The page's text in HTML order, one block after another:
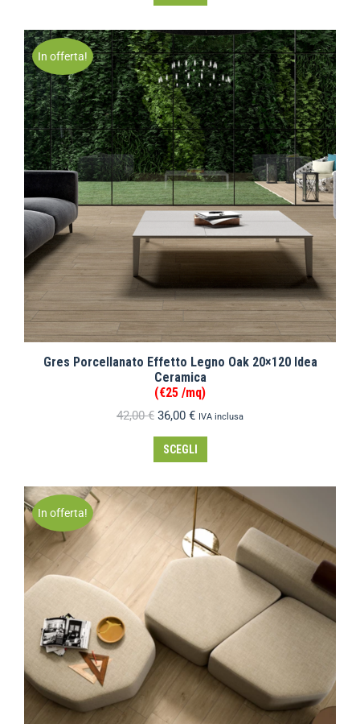
In offerta!
Gres Porcellanato Effetto Legno Oak 20×120 Idea
Ceramica
(€25 /mq)
42,00€ 36,00 € IVA inclusa
SCEGLI
In offerta!